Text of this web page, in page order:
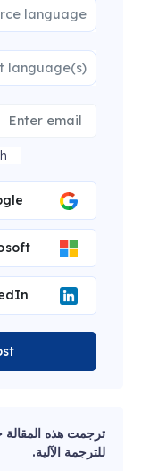
language
language(s)
للترجمة الآلية.